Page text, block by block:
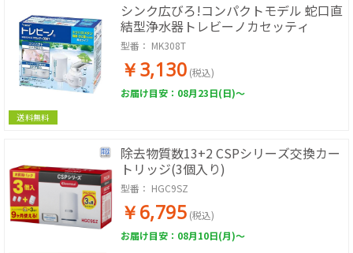
送料無料
シンク広びろ!コンパクトモデル 蛇口直
結型浄水器トレビーノカセッティ
型番： MK308T
￥3,130 (税込)
お届け目安：08月23日(日)～
除去物質数13+2 CSPシリーズ交換カー
トリッジ(3個入り)
型番： HGC9SZ
￥6,795 (税込)
お届け目安：08月10日(月)～